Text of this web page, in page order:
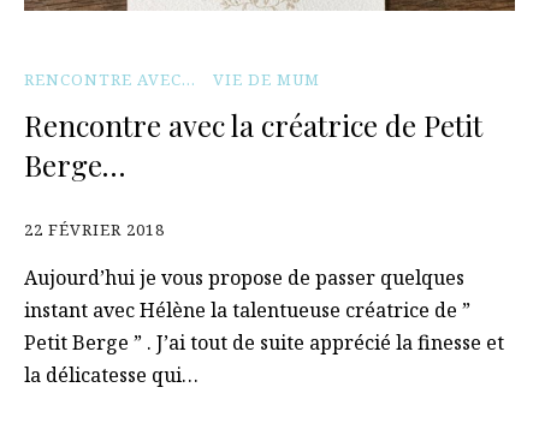
RENCONTRE AVEC... VIE DE MUM
Rencontre avec la créatrice de Petit
Berge…
22 FÉVRIER 2018
Aujourd’hui je vous propose de passer quelques
instant avec Hélène la talentueuse créatrice de ”
Petit Berge ” . J’ai tout de suite apprécié la finesse et
la délicatesse qui…